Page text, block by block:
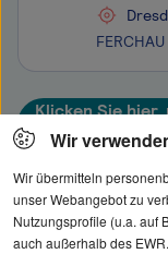
Klicken Sie
Alle
Wir
Wir übermitteln
unser Webangebot zu
Nutzungsprofile (u.a. auf
auch außerhalb des EWR.